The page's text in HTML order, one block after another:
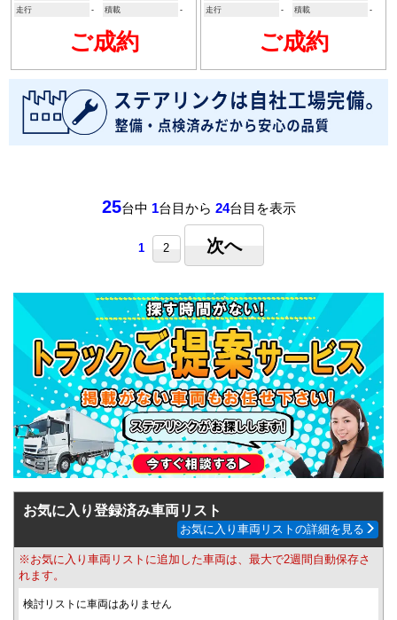
走行
- 積載 -
ご成約
走行
- 積載 -
ご成約
25台中 1台目から 24台目を表示
1 2 次へ
お気に入り登録済み車両リスト
お気に入り車両リストの詳細を見る
※お気に入り車両リストに追加した車両は、最大で2週間自動保存さ
れます。
検討リストに車両はありません